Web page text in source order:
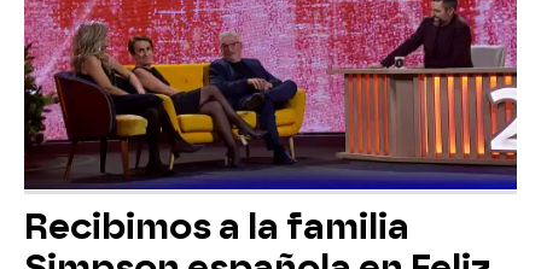
Recibimos a la familia